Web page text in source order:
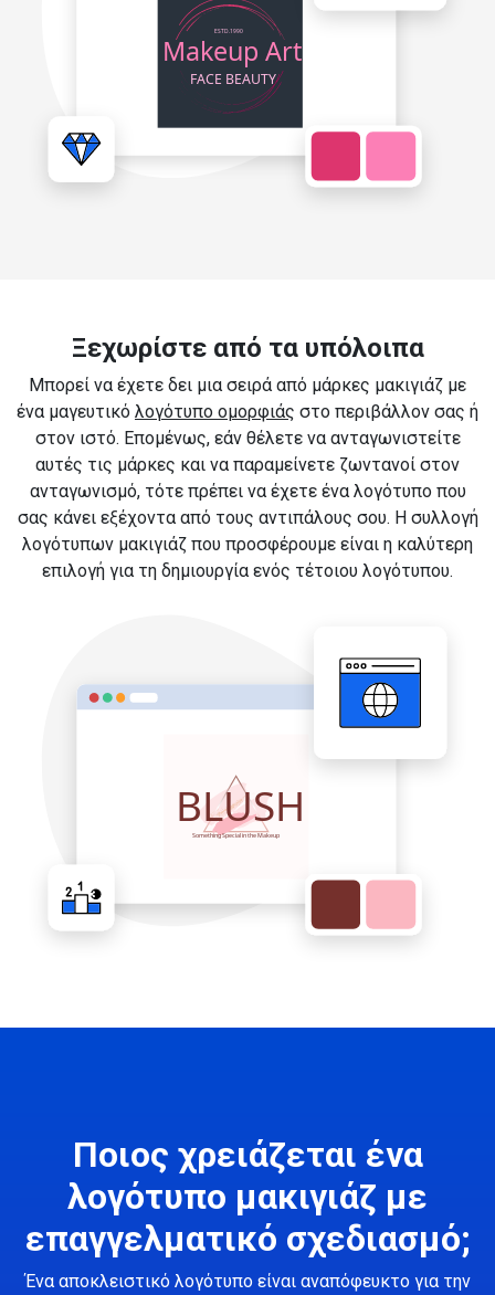
Ξεχωρίστε από τα υπόλοιπα
Μπορεί να έχετε δει μια σειρά από μάρκες μακιγιάζ με
ένα μαγευτικό λογότυπο ομορφιάς στο περιβάλλον σας ή
στον ιστό. Επομένως, εάν θέλετε να ανταγωνιστείτε
αυτές τις μάρκες και να παραμείνετε ζωντανοί στον
ανταγωνισμό, τότε πρέπει να έχετε ένα λογότυπο που
σας κάνει εξέχοντα από τους αντιπάλους σου. Η συλλογή
λογότυπων μακιγιάζ που προσφέρουμε είναι η καλύτερη
επιλογή για τη δημιουργία ενός τέτοιου λογότυπου.
Ποιος χρειάζεται ένα
λογότυπο μακιγιάζ με
επαγγελματικό σχεδιασμό;
Ένα αποκλειστικό λογότυπο είναι αναπόφευκτο για την